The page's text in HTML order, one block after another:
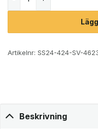
Artikelnr: SS24-424-SV-
Beskrivning